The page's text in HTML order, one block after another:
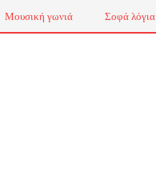
Μουσική γωνιά Σοφά λόγια